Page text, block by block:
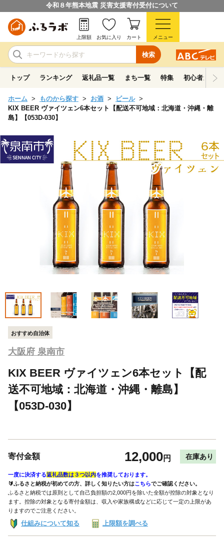
令和８年熊本地震 災害支援寄付受付について
検索
上限額 お気に入り カート メニュー
トップ ランキング 返礼品一覧 まち一覧 特集 初心者ガイド
ホーム ものから探す お酒
ビール
KIX BEER ヴァイツェン6本セット【配送不可地域：北海道・沖縄・離
島】【053D-030】
おすすめ自治体
大阪府 泉南市
KIX BEER ヴァイツェン6本セット【配
送不可地域：北海道・沖縄・離島】
【053D-030】
寄付金額 12,000円 在庫あり
一度に決済する返礼品数は３つ以内を推奨しております。
🔰ふるさと納税が初めての方、詳しく知りたい方はこちらでご確認ください。
ふるさと納税では原則として自己負担額の2,000円を除いた全額が控除の対象となり
ます。控除の対象となる寄付金額は、収入や家族構成などに応じて一定の上限があ
りますのでご注意ください。
仕組みについて知る 上限額を調べる